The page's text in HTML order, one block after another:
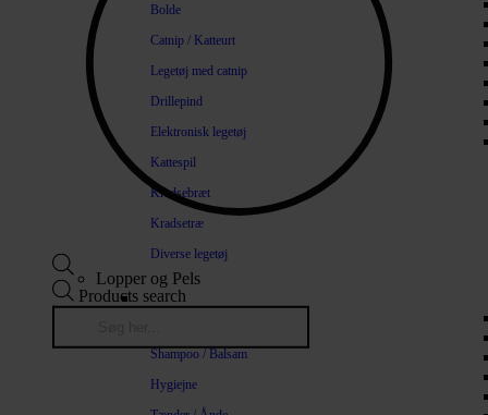
Bolde
Catnip / Katteurt
Legetøj med catnip
Drillepind
Elektronisk legetøj
Kattespil
Kradsebræt
Kradsetræ
Diverse legetøj
Lopper og Pels
Shampoo / Balsam
Hygiejne
Products search